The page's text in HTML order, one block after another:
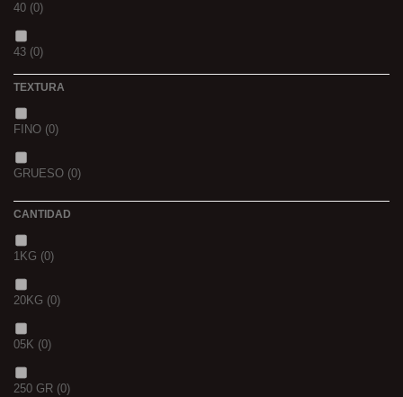
FRESA
MIEL(0)
OCEAN LIVER
GOLDEN X
40 (0)
43 (0)
TEXTURA
FINO (0)
GRUESO (0)
CANTIDAD
1KG (0)
20KG (0)
05K (0)
250 GR (0)